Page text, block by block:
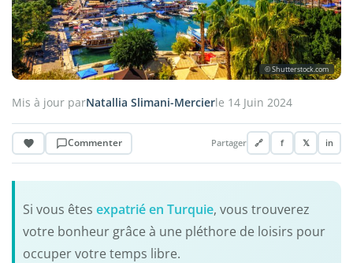
© Shutterstock.com
Mis à jour parNatallia Slimani-Mercierle 14 Juin 2024
Commenter Partager 🔗 f 𝕏 in
Si vous êtes expatrié en Turquie, vous trouverez
votre bonheur grâce à une pléthore de loisirs pour
occuper votre temps libre.